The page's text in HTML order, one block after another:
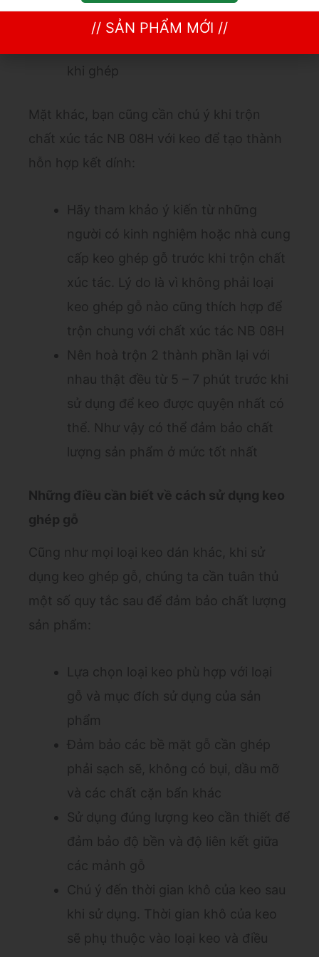
sản phẩm gỗ cao hơn
khi ghép
Mặt khác, bạn cũng cần chú ý khi trộn
chất xúc tác NB 08H với keo để tạo thành
hỗn hợp kết dính:
Hãy tham khảo ý kiến từ những
người có kinh nghiệm hoặc nhà cung
cấp keo ghép gỗ trước khi trộn chất
xúc tác. Lý do là vì không phải loại
keo ghép gỗ nào cũng thích hợp để
trộn chung với chất xúc tác NB 08H
Nên hoà trộn 2 thành phần lại với
nhau thật đều từ 5 – 7 phút trước khi
sử dụng để keo được quyện nhất có
thể. Như vậy có thể đảm bảo chất
lượng sản phẩm ở mức tốt nhất
Những điều cần biết về cách sử dụng keo
ghép gỗ
Cũng như mọi loại keo dán khác, khi sử
dụng keo ghép gỗ, chúng ta cần tuân thủ
một số quy tắc sau để đảm bảo chất lượng
sản phẩm:
Lựa chọn loại keo phù hợp với loại
gỗ và mục đích sử dụng của sản
phẩm
Đảm bảo các bề mặt gỗ cần ghép
phải sạch sẽ, không có bụi, dầu mỡ
và các chất cặn bẩn khác
Sử dụng đúng lượng keo cần thiết để
đảm bảo độ bền và độ liên kết giữa
các mảnh gỗ
Chú ý đến thời gian khô của keo sau
khi sử dụng. Thời gian khô của keo
sẽ phụ thuộc vào loại keo và điều
// SẢN PHẨM MỚI //